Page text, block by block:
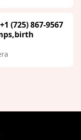
(725) 867-9567